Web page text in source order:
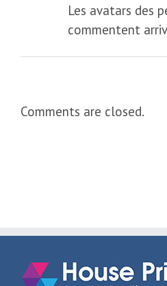
Les avatars des
commentent
Comments are closed.